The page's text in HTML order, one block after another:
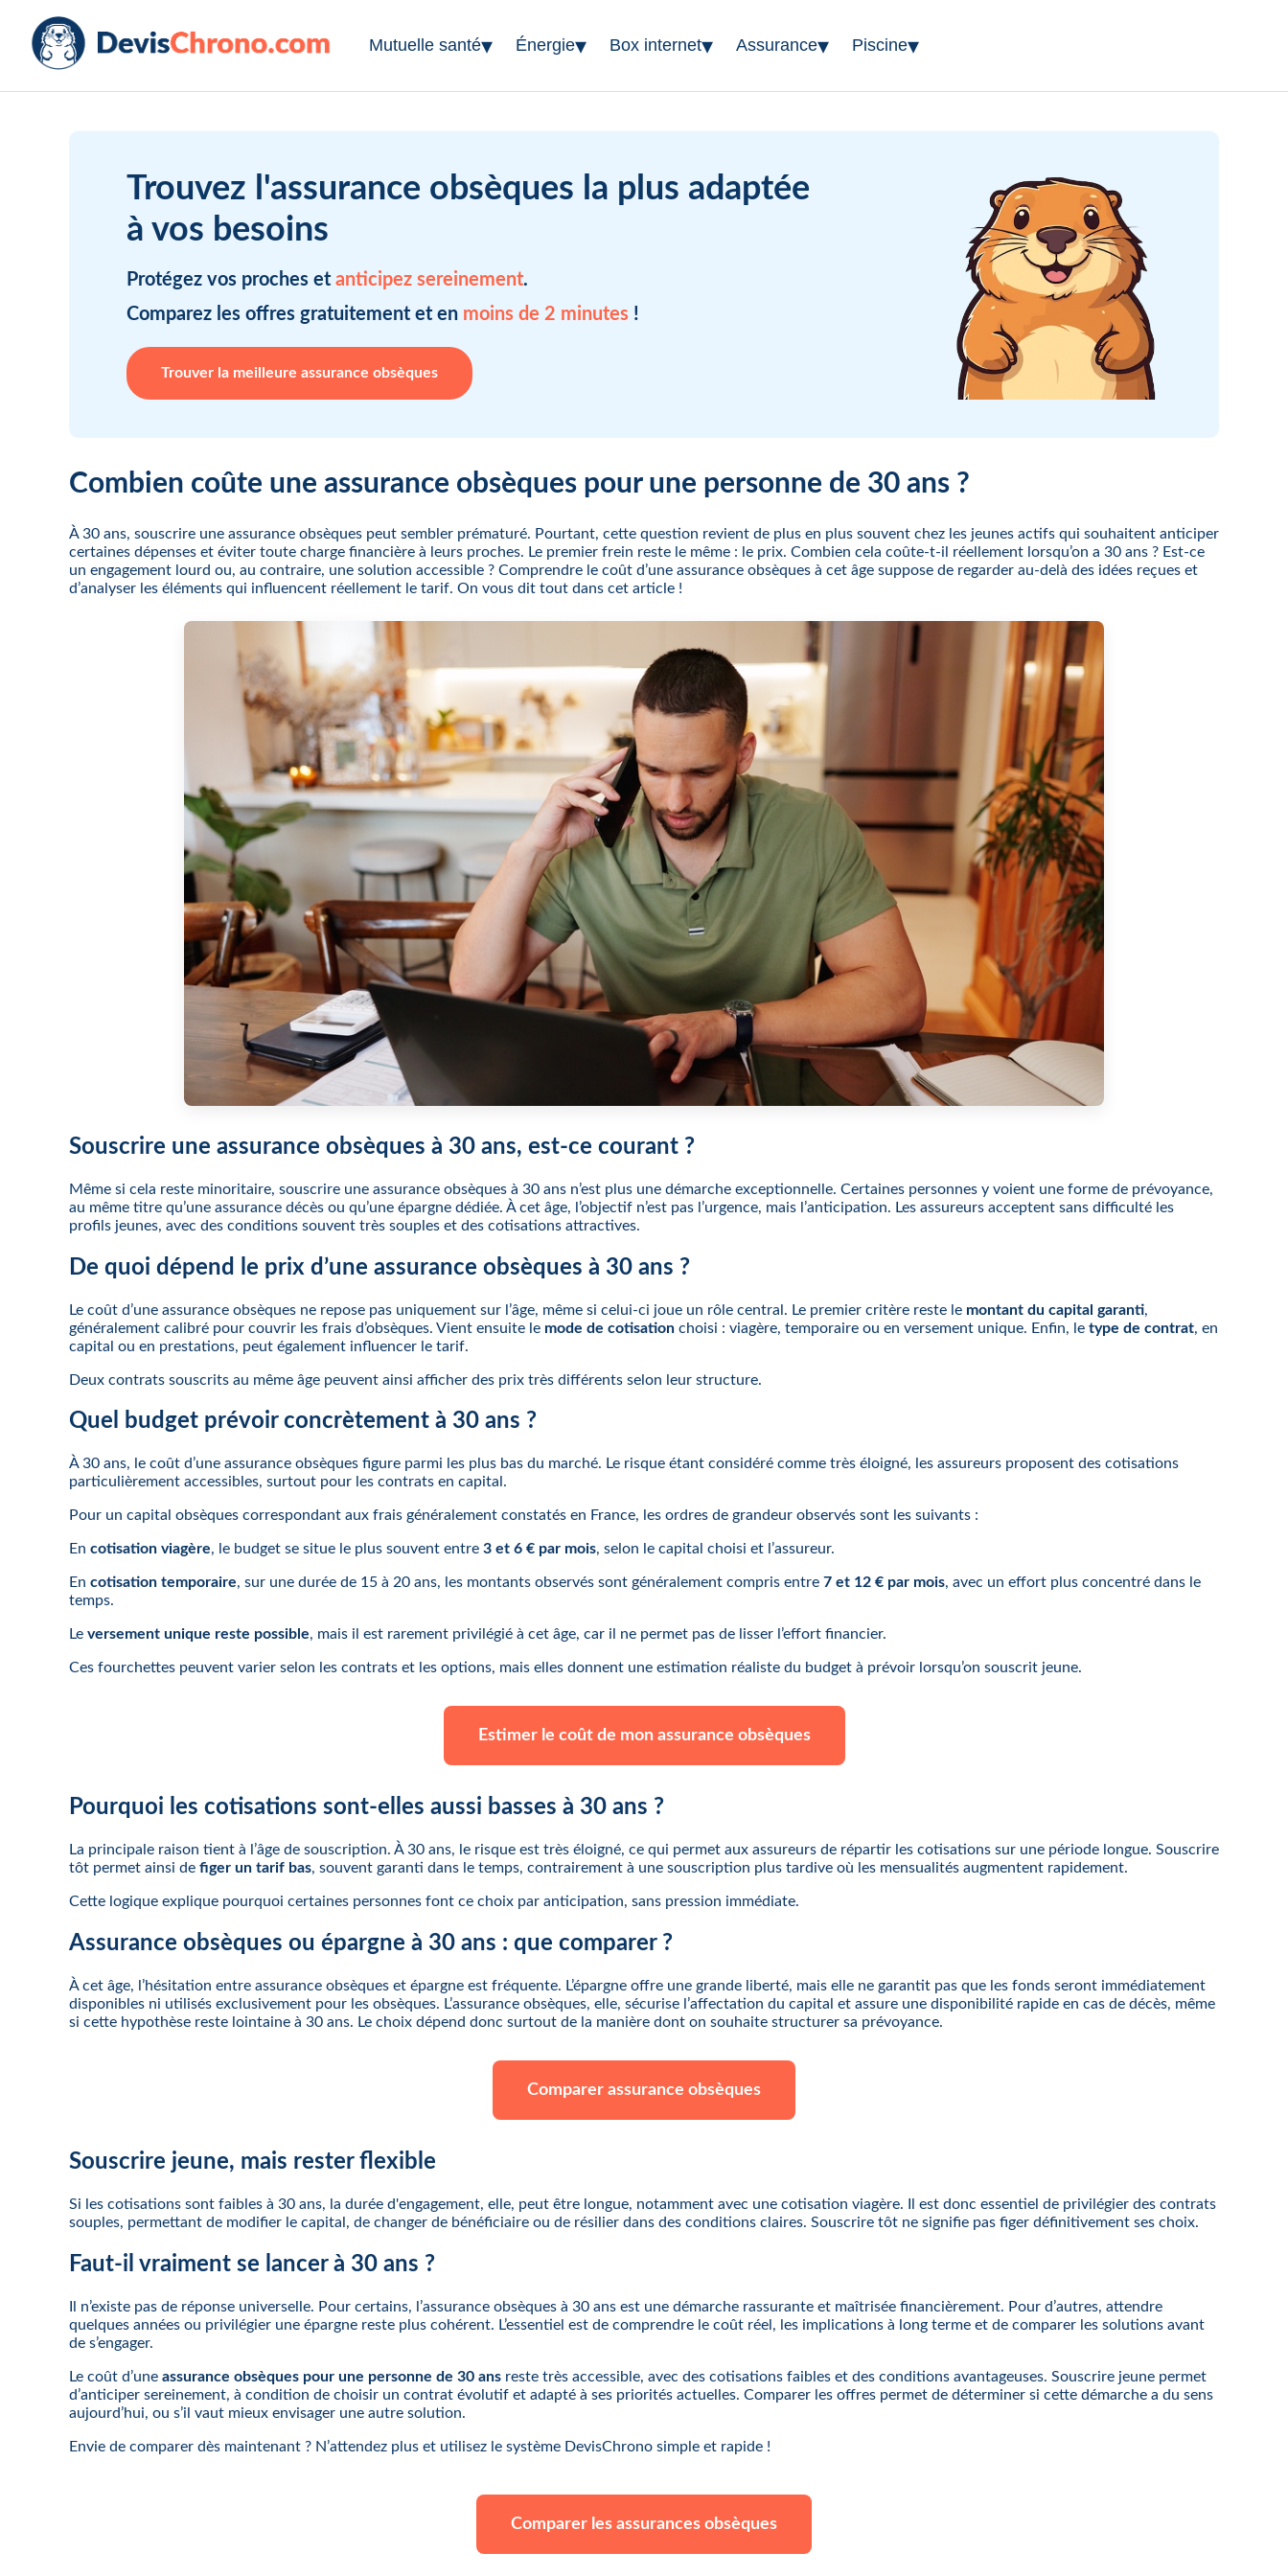
Mutuelle santé▾ Énergie▾ Box internet▾ Assurance▾ Piscine▾
Trouvez l'assurance obsèques la plus adaptée
à vos besoins
Protégez vos proches et anticipez sereinement.
Comparez les offres gratuitement et en moins de 2 minutes !
Trouver la meilleure assurance obsèques
Combien coûte une assurance obsèques pour une personne de 30 ans ?
À 30 ans, souscrire une assurance obsèques peut sembler prématuré. Pourtant, cette question revient de plus en plus souvent chez les jeunes actifs qui souhaitent anticiper
certaines dépenses et éviter toute charge financière à leurs proches. Le premier frein reste le même : le prix. Combien cela coûte-t-il réellement lorsqu’on a 30 ans ? Est-ce
un engagement lourd ou, au contraire, une solution accessible ? Comprendre le coût d’une assurance obsèques à cet âge suppose de regarder au-delà des idées reçues et
d’analyser les éléments qui influencent réellement le tarif. On vous dit tout dans cet article !
Souscrire une assurance obsèques à 30 ans, est-ce courant ?
Même si cela reste minoritaire, souscrire une assurance obsèques à 30 ans n’est plus une démarche exceptionnelle. Certaines personnes y voient une forme de prévoyance,
au même titre qu’une assurance décès ou qu’une épargne dédiée. À cet âge, l’objectif n’est pas l’urgence, mais l’anticipation. Les assureurs acceptent sans difficulté les
profils jeunes, avec des conditions souvent très souples et des cotisations attractives.
De quoi dépend le prix d’une assurance obsèques à 30 ans ?
Le coût d’une assurance obsèques ne repose pas uniquement sur l’âge, même si celui-ci joue un rôle central. Le premier critère reste le montant du capital garanti,
généralement calibré pour couvrir les frais d’obsèques. Vient ensuite le mode de cotisation choisi : viagère, temporaire ou en versement unique. Enfin, le type de contrat, en
capital ou en prestations, peut également influencer le tarif.
Deux contrats souscrits au même âge peuvent ainsi afficher des prix très différents selon leur structure.
Quel budget prévoir concrètement à 30 ans ?
À 30 ans, le coût d’une assurance obsèques figure parmi les plus bas du marché. Le risque étant considéré comme très éloigné, les assureurs proposent des cotisations
particulièrement accessibles, surtout pour les contrats en capital.
Pour un capital obsèques correspondant aux frais généralement constatés en France, les ordres de grandeur observés sont les suivants :
En cotisation viagère, le budget se situe le plus souvent entre 3 et 6 € par mois, selon le capital choisi et l’assureur.
En cotisation temporaire, sur une durée de 15 à 20 ans, les montants observés sont généralement compris entre 7 et 12 € par mois, avec un effort plus concentré dans le
temps.
Le versement unique reste possible, mais il est rarement privilégié à cet âge, car il ne permet pas de lisser l’effort financier.
Ces fourchettes peuvent varier selon les contrats et les options, mais elles donnent une estimation réaliste du budget à prévoir lorsqu’on souscrit jeune.
Estimer le coût de mon assurance obsèques
Pourquoi les cotisations sont-elles aussi basses à 30 ans ?
La principale raison tient à l’âge de souscription. À 30 ans, le risque est très éloigné, ce qui permet aux assureurs de répartir les cotisations sur une période longue. Souscrire
tôt permet ainsi de figer un tarif bas, souvent garanti dans le temps, contrairement à une souscription plus tardive où les mensualités augmentent rapidement.
Cette logique explique pourquoi certaines personnes font ce choix par anticipation, sans pression immédiate.
Assurance obsèques ou épargne à 30 ans : que comparer ?
À cet âge, l’hésitation entre assurance obsèques et épargne est fréquente. L’épargne offre une grande liberté, mais elle ne garantit pas que les fonds seront immédiatement
disponibles ni utilisés exclusivement pour les obsèques. L’assurance obsèques, elle, sécurise l’affectation du capital et assure une disponibilité rapide en cas de décès, même
si cette hypothèse reste lointaine à 30 ans. Le choix dépend donc surtout de la manière dont on souhaite structurer sa prévoyance.
Comparer assurance obsèques
Souscrire jeune, mais rester flexible
Si les cotisations sont faibles à 30 ans, la durée d'engagement, elle, peut être longue, notamment avec une cotisation viagère. Il est donc essentiel de privilégier des contrats
souples, permettant de modifier le capital, de changer de bénéficiaire ou de résilier dans des conditions claires. Souscrire tôt ne signifie pas figer définitivement ses choix.
Faut-il vraiment se lancer à 30 ans ?
Il n’existe pas de réponse universelle. Pour certains, l’assurance obsèques à 30 ans est une démarche rassurante et maîtrisée financièrement. Pour d’autres, attendre
quelques années ou privilégier une épargne reste plus cohérent. L’essentiel est de comprendre le coût réel, les implications à long terme et de comparer les solutions avant
de s’engager.
Le coût d’une assurance obsèques pour une personne de 30 ans reste très accessible, avec des cotisations faibles et des conditions avantageuses. Souscrire jeune permet
d’anticiper sereinement, à condition de choisir un contrat évolutif et adapté à ses priorités actuelles. Comparer les offres permet de déterminer si cette démarche a du sens
aujourd’hui, ou s’il vaut mieux envisager une autre solution.
Envie de comparer dès maintenant ? N’attendez plus et utilisez le système DevisChrono simple et rapide !
Comparer les assurances obsèques